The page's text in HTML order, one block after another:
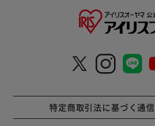
特定商取引法に基づく通